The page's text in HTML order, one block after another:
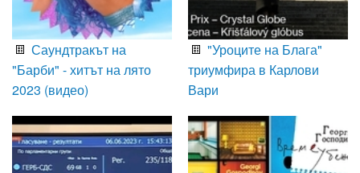
Саундтракът на
"Барби" - хитът на лято
2023 (видео)
"Уроците на Блага"
триумфира в Карлови
Вари